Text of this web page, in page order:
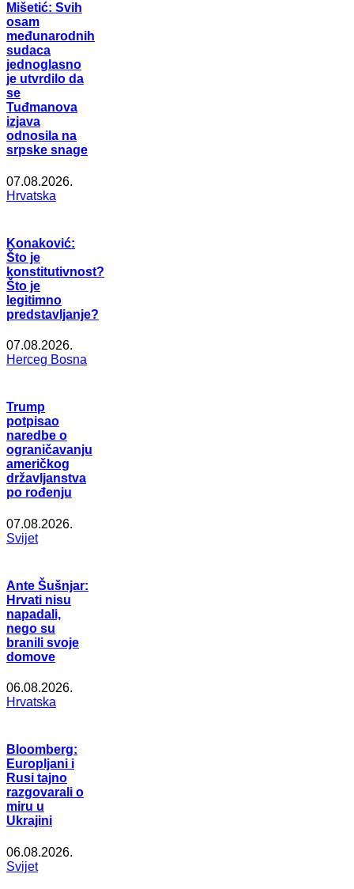
Mišetić: Svih
osam
međunarodnih
sudaca
jednoglasno
je utvrdilo da
se
Tuđmanova
izjava
odnosila na
srpske snage
07.08.2026.
Hrvatska
Konaković:
Što je
konstitutivnost?
Što je
legitimno
predstavljanje?
07.08.2026.
Herceg Bosna
Trump
potpisao
naredbe o
ograničavanju
američkog
državljanstva
po rođenju
07.08.2026.
Svijet
Ante Šušnjar:
Hrvati nisu
napadali,
nego su
branili svoje
domove
06.08.2026.
Hrvatska
Bloomberg:
Europljani i
Rusi tajno
razgovarali o
miru u
Ukrajini
06.08.2026.
Svijet